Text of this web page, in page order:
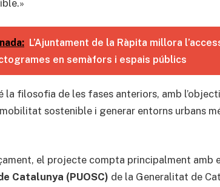
L’Ajuntament de la Ràpita millora
en semàfors i espais públics
la filosofia de les fases anteriors, amb
sostenible i generar entorns urbans
el projecte compta principalment amb
Catalunya (PUOSC) de la Generalitat de